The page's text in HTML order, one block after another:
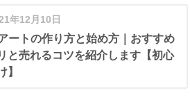
年12月10日
ートの作り方と始め方｜おすすめ
と売れるコツを紹介します【初心
】